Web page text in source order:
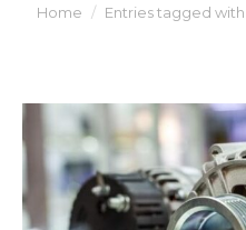
You are here:
Home Entries tagged